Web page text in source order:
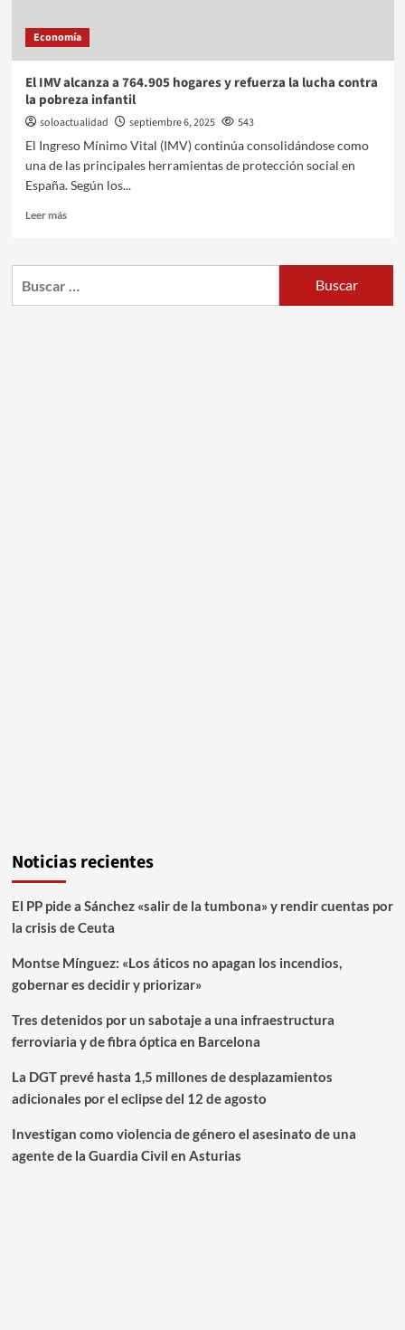
Economía
El IMV alcanza a 764.905 hogares y refuerza la lucha contra
la pobreza infantil
soloactualidad septiembre 6, 2025
543
El Ingreso Mínimo Vital (IMV) continúa consolidándose como
una de las principales herramientas de protección social en
España. Según los...
Leer más
Noticias recientes
El PP pide a Sánchez «salir de la tumbona» y rendir cuentas por
la crisis de Ceuta
Montse Mínguez: «Los áticos no apagan los incendios,
gobernar es decidir y priorizar»
Tres detenidos por un sabotaje a una infraestructura
ferroviaria y de fibra óptica en Barcelona
La DGT prevé hasta 1,5 millones de desplazamientos
adicionales por el eclipse del 12 de agosto
Investigan como violencia de género el asesinato de una
agente de la Guardia Civil en Asturias